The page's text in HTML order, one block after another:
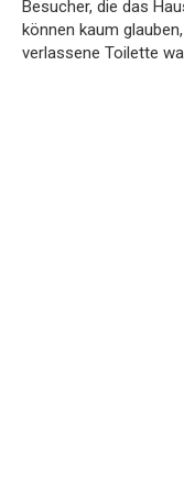
Besucher, die das
können kaum
verlassene Toilette